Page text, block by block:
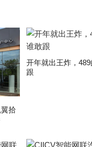
拾
开年就出王炸，
跟